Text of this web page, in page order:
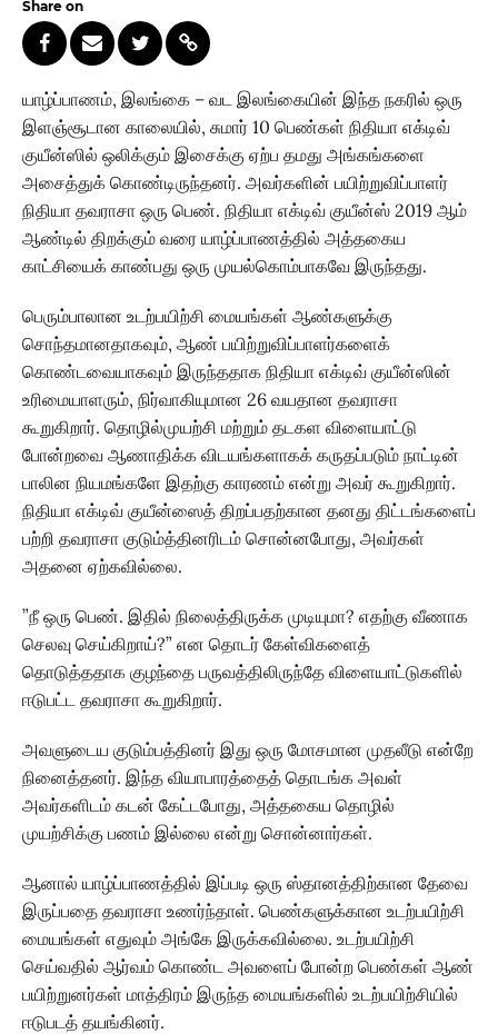
Share on
யாழ்ப்பாணம், இலங்கை – வட இலங்கையின் இந்த நகரில் ஒரு
இளஞ்சூடான காலையில், சுமார் 10 பெண்கள் நிதியா எக்டிவ்
குயீன்ஸில் ஒலிக்கும் இசைக்கு ஏற்ப தமது அங்கங்களை
அசைத்துக் கொண்டிருந்தனர். அவர்களின் பயிற்றுவிப்பாளர்
நிதியா தவராசா ஒரு பெண். நிதியா எக்டிவ் குயீன்ஸ் 2019 ஆம்
ஆண்டில் திறக்கும் வரை யாழ்ப்பாணத்தில் அத்தகைய
காட்சியைக் காண்பது ஒரு முயல்கொம்பாகவே இருந்தது.
பெரும்பாலான உடற்பயிற்சி மையங்கள் ஆண்களுக்கு
சொந்தமானதாகவும், ஆண் பயிற்றுவிப்பாளர்களைக்
கொண்டவையாகவும் இருந்ததாக நிதியா எக்டிவ் குயீன்ஸின்
உரிமையாளரும், நிர்வாகியுமான 26 வயதான தவராசா
கூறுகிறார். தொழில்முயற்சி மற்றும் தடகள விளையாட்டு
போன்றவை ஆணாதிக்க விடயங்களாகக் கருதப்படும் நாட்டின்
பாலின நியமங்களே இதற்கு காரணம் என்று அவர் கூறுகிறார்.
நிதியா எக்டிவ் குயீன்ஸைத் திறப்பதற்கான தனது திட்டங்களைப்
பற்றி தவராசா குடும்த்தினரிடம் சொன்னபோது, அவர்கள்
அதனை ஏற்கவில்லை.
”நீ ஒரு பெண். இதில் நிலைத்திருக்க முடியுமா? எதற்கு வீணாக
செலவு செய்கிறாய்?” என தொடர் கேள்விகளைத்
தொடுத்ததாக குழந்தை பருவத்திலிருந்தே விளையாட்டுகளில்
ஈடுபட்ட தவராசா கூறுகிறார்.
அவளுடைய குடும்பத்தினர் இது ஒரு மோசமான முதலீடு என்றே
நினைத்தனர். இந்த வியாபாரத்தைத் தொடங்க அவள்
அவர்களிடம் கடன் கேட்டபோது, அத்தகைய தொழில்
முயற்சிக்கு பணம் இல்லை என்று சொன்னார்கள்.
ஆனால் யாழ்ப்பாணத்தில் இப்படி ஒரு ஸ்தானத்திற்கான தேவை
இருப்பதை தவராசா உணர்ந்தாள். பெண்களுக்கான உடற்பயிற்சி
மையங்கள் எதுவும் அங்கே இருக்கவில்லை. உடற்பயிற்சி
செய்வதில் ஆர்வம் கொண்ட அவளைப் போன்ற பெண்கள் ஆண்
பயிற்றுனர்கள் மாத்திரம் இருந்த மையங்களில் உடற்பயிற்சியில்
ஈடுபடத் தயங்கினர்.